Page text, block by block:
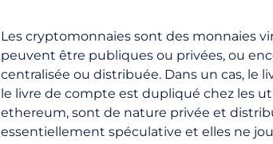
Les cryptomonnaies sont des monnaies
peuvent être publiques ou privées, ou
centralisée ou distribuée. Dans un cas, le
le livre de compte est dupliqué chez les
ethereum, sont de nature privée et
essentiellement spéculative et elles ne